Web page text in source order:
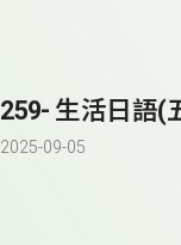
259- 生活日語(
2025-09-05